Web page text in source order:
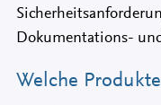
Dokumentations-
Welche